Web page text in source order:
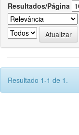
Resultados/Página
Resultado 1-1 de 1.